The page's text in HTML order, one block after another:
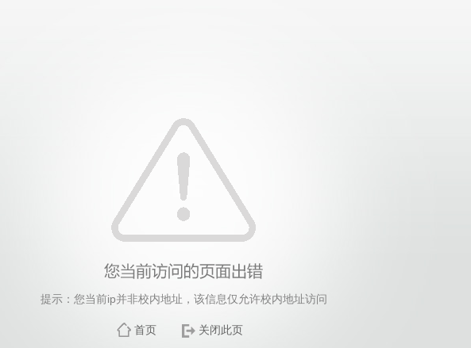
提示：您当前ip并非校内地址，该信息仅允许校内地址访问
首页 关闭此页